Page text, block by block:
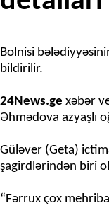
Bolnisi
bildirilir.
24News.ge xəbər
Əhmədova azyaşlı
Güləver (Geta)
şagirdlərindən biri
“Fərrux çox